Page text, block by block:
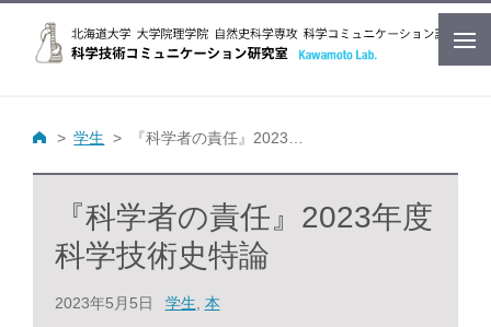
学生 『科学者の責任』2023年度科学技術史特論
『科学者の責任』2023年度
科学技術史特論
2023年5月5日 学生 本